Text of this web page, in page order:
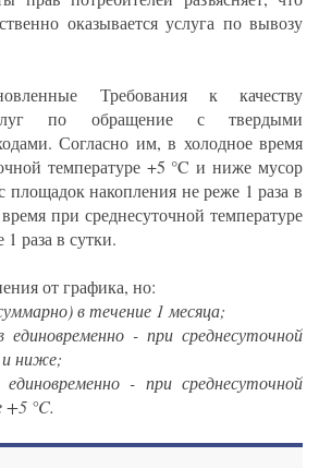
оказывается услуга по вывозу
Требования к качеству
по обращение с твердыми
Согласно им, в холодное время
температуре +5 °C и ниже мусор
площадок накопления не реже 1 раза в
при среднесуточной температуре
раза в сутки.
от графика, но:
в течение 1 месяца;
- при среднесуточной
и ниже;
- при среднесуточной
°C.